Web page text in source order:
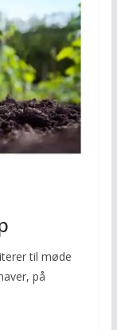
til møde
på